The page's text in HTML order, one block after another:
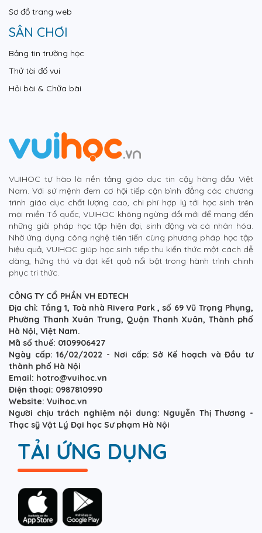
Sơ đồ trang web
SÂN CHƠI
Bảng tin trường học
Thử tài đố vui
Hỏi bài & Chữa bài
VUIHOC tự hào là nền tảng giáo dục tin cậy hàng đầu Việt
Nam. Với sứ mệnh đem cơ hội tiếp cận bình đẳng các chương
trình giáo dục chất lượng cao, chi phí hợp lý tới học sinh trên
mọi miền Tổ quốc, VUIHOC không ngừng đổi mới để mang đến
những giải pháp học tập hiện đại, sinh động và cá nhân hóa.
Nhờ ứng dụng công nghệ tiên tiến cùng phương pháp học tập
hiệu quả, VUIHOC giúp học sinh tiếp thu kiến thức một cách dễ
dàng, hứng thú và đạt kết quả nổi bật trong hành trình chinh
phục tri thức.
CÔNG TY CỔ PHẦN VH EDTECH
Địa chỉ: Tầng 1, Toà nhà Rivera Park , số 69 Vũ Trọng Phụng,
Phường Thanh Xuân Trung, Quận Thanh Xuân, Thành phố
Hà Nội, Việt Nam.
Mã số thuế: 0109906427
Ngày cấp: 16/02/2022 - Nơi cấp: Sở Kế hoạch và Đầu tư
thành phố Hà Nội
Email: hotro@vuihoc.vn
Điện thoại: 0987810990
Website: Vuihoc.vn
Người chịu trách nghiệm nội dung: Nguyễn Thị Thương -
Thạc sỹ Vật Lý Đại học Sư phạm Hà Nội
TẢI ỨNG DỤNG